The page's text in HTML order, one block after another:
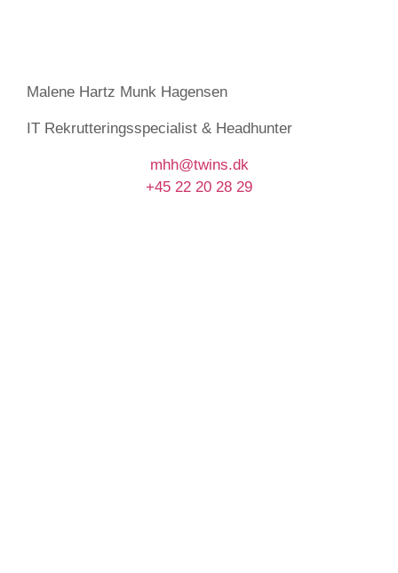
Malene Hartz Munk Hagensen
IT Rekrutteringsspecialist & Headhunter
mhh@twins.dk
+45 22 20 28 29